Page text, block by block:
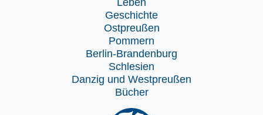
Geschichte
Ostpreußen
Pommern
Berlin-Brandenburg
Schlesien
Danzig und Westpreußen
Bücher